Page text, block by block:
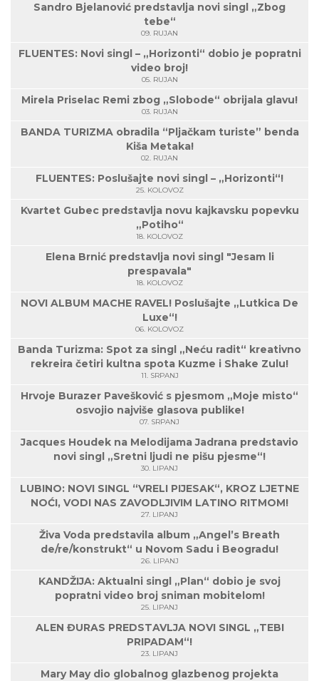
Sandro Bjelanović predstavlja novi singl „Zbog
tebe“
09. RUJAN
FLUENTES: Novi singl – „Horizonti“ dobio je popratni
video broj!
05. RUJAN
Mirela Priselac Remi zbog „Slobode“ obrijala glavu!
03. RUJAN
BANDA TURIZMA obradila “Pljačkam turiste” benda
Kiša Metaka!
02. RUJAN
FLUENTES: Poslušajte novi singl – „Horizonti“!
25. KOLOVOZ
Kvartet Gubec predstavlja novu kajkavsku popevku
„Potiho“
18. KOLOVOZ
Elena Brnić predstavlja novi singl "Jesam li
prespavala"
18. KOLOVOZ
NOVI ALBUM MACHE RAVEL! Poslušajte „Lutkica De
Luxe“!
06. KOLOVOZ
Banda Turizma: Spot za singl „Neću radit“ kreativno
rekreira četiri kultna spota Kuzme i Shake Zulu!
11. SRPANJ
Hrvoje Burazer Pavešković s pjesmom „Moje misto“
osvojio najviše glasova publike!
07. SRPANJ
Jacques Houdek na Melodijama Jadrana predstavio
novi singl „Sretni ljudi ne pišu pjesme“!
30. LIPANJ
LUBINO: NOVI SINGL “VRELI PIJESAK“, KROZ LJETNE
NOĆI, VODI NAS ZAVODLJIVIM LATINO RITMOM!
27. LIPANJ
Živa Voda predstavila album „Angel’s Breath
de/re/konstrukt“ u Novom Sadu i Beogradu!
26. LIPANJ
KANDŽIJA: Aktualni singl „Plan“ dobio je svoj
popratni video broj sniman mobitelom!
25. LIPANJ
ALEN ĐURAS PREDSTAVLJA NOVI SINGL „TEBI
PRIPADAM“!
23. LIPANJ
Mary May dio globalnog glazbenog projekta